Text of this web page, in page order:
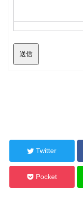
送信
Twitter
Pocket